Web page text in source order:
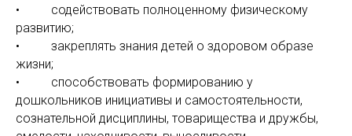
• содействовать полноценному физическому
развитию;
• закреплять знания детей о здоровом образе
жизни;
• способствовать формированию у
дошкольников инициативы и самостоятельности,
сознательной дисциплины, товарищества и дружбы,